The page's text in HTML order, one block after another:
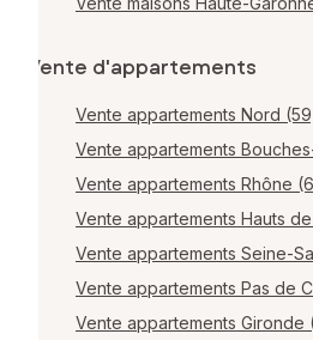
Vente d'appartements
Vente appartements Nord
Vente appartements
Vente appartements Rhône
Vente appartements Hauts
Vente appartements Seine-
Vente appartements Pas de
Vente appartements Gironde